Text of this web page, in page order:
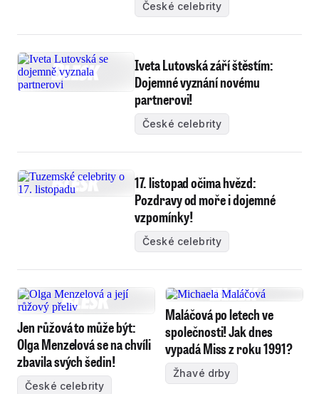
České celebrity
Iveta Lutovská září štěstím:
Dojemné vyznání novému
partnerovi!
České celebrity
17. listopad očima hvězd:
Pozdravy od moře i dojemné
vzpomínky!
České celebrity
Jen růžová to může být:
Olga Menzelová se na chvíli
zbavila svých šedin!
České celebrity
Maláčová po letech ve
společnosti! Jak dnes
vypadá Miss z roku 1991?
Žhavé drby